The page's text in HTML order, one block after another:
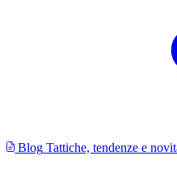
Blog Tattiche, tendenze e